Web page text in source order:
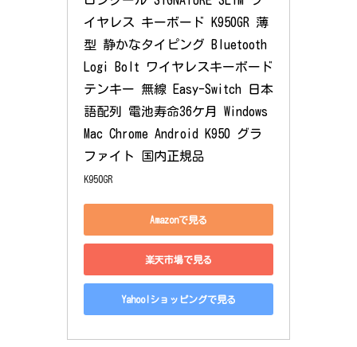
イヤレス キーボード K950GR 薄
型 静かなタイピング Bluetooth
Logi Bolt ワイヤレスキーボード
テンキー 無線 Easy-Switch 日本
語配列 電池寿命36ケ月 Windows
Mac Chrome Android K950 グラ
ファイト 国内正規品
K950GR
Amazonで見る
楽天市場で見る
Yahoo!ショッピングで見る